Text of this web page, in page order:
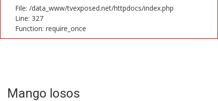
File: /data_www/tvexposed.net/httpdocs/index.php
Line: 327
Function: require_once
Register
Mango losos